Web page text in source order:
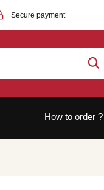
Secure payment
How to order ?